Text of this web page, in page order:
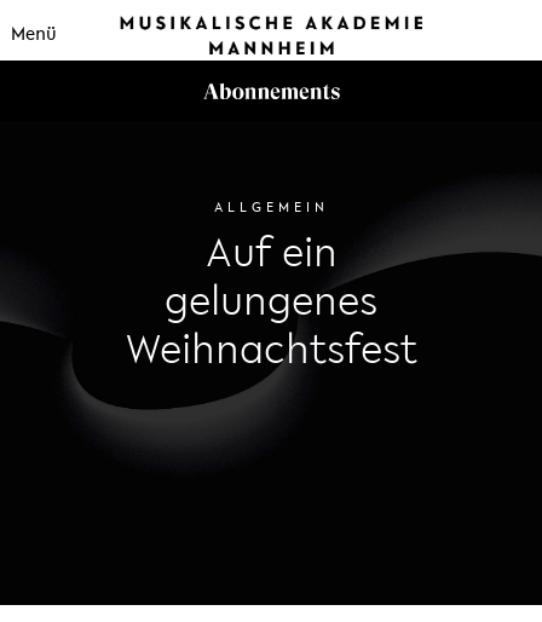
Menü
ALLGEMEIN
Auf ein
gelungenes
Weihnachtsfest